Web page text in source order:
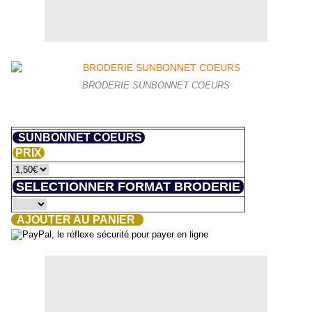
BRODERIE SUNBONNET COEURS
SUNBONNET COEURS
PRIX
SELECTIONNER FORMAT BRODERIE
AJOUTER AU PANIER